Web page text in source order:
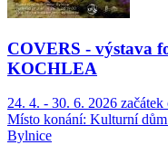
COVERS - výstava
KOCHLEA
24. 4. - 30. 6. 2026 začátek
Místo konání: Kulturní
Bylnice